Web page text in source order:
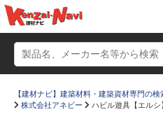
【建材ナビ】建築材料・建築資材専門の検
株式会社アネビー
ハビル遊具【エルシ